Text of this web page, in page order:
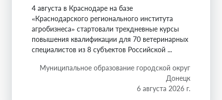
4 августа в Краснодаре на базе
«Краснодарского регионального института
агробизнеса» стартовали трехдневные курсы
повышения квалификации для 70 ветеринарных
специалистов из 8 субъектов Российской ...
Муниципальное образование городской округ
Донецк
6 августа 2026 г.